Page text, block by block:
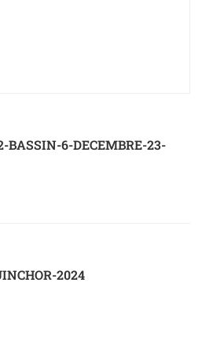
BASSIN-6-DECEMBRE-23-
2024